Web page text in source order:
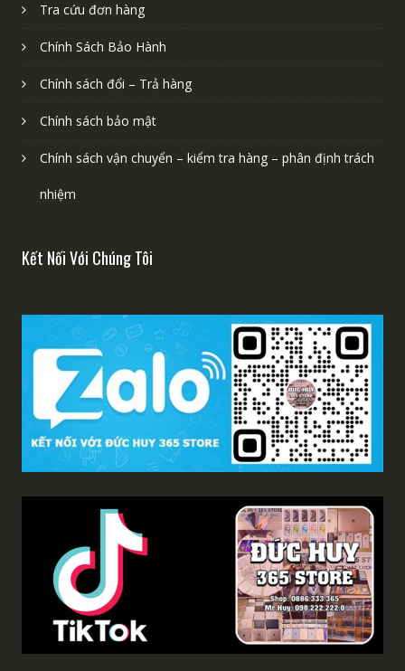
Tra cứu đơn hàng
Chính Sách Bảo Hành
Chính sách đổi – Trả hàng
Chính sách bảo mật
Chính sách vận chuyển – kiểm tra hàng – phân định trách
nhiệm
Kết Nối Với Chúng Tôi